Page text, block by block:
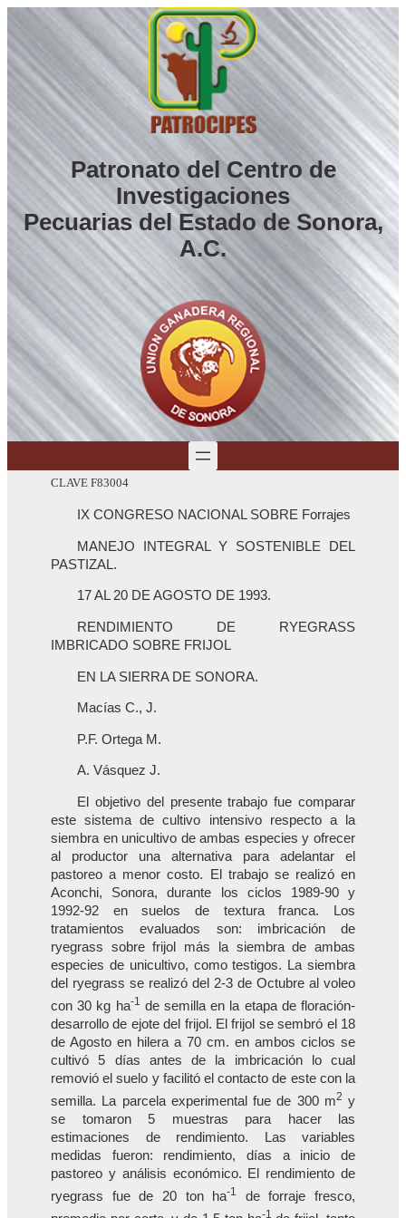
Saltar
al
contenido
Patronato del Centro de
Investigaciones
Pecuarias del Estado de Sonora,
A.C.
CLAVE F83004
IX CONGRESO NACIONAL SOBRE Forrajes
MANEJO INTEGRAL Y SOSTENIBLE DEL
PASTIZAL.
17 AL 20 DE AGOSTO DE 1993.
RENDIMIENTO DE RYEGRASS
IMBRICADO SOBRE FRIJOL
EN LA SIERRA DE SONORA.
Macías C., J.
P.F. Ortega M.
A. Vásquez J.
El objetivo del presente trabajo fue comparar
este sistema de cultivo intensivo respecto a la
siembra en unicultivo de ambas especies y ofrecer
al productor una alternativa para adelantar el
pastoreo a menor costo. El trabajo se realizó en
Aconchi, Sonora, durante los ciclos 1989-90 y
1992-92 en suelos de textura franca. Los
tratamientos evaluados son: imbricación de
ryegrass sobre frijol más la siembra de ambas
especies de unicultivo, como testigos. La siembra
del ryegrass se realizó del 2-3 de Octubre al voleo
con 30 kg ha-1 de semilla en la etapa de floración-
desarrollo de ejote del frijol. El frijol se sembró el 18
de Agosto en hilera a 70 cm. en ambos ciclos se
cultivó 5 días antes de la imbricación lo cual
removió el suelo y facilitó el contacto de este con la
semilla. La parcela experimental fue de 300 m2 y
se tomaron 5 muestras para hacer las
estimaciones de rendimiento. Las variables
medidas fueron: rendimiento, días a inicio de
pastoreo y análisis económico. El rendimiento de
ryegrass fue de 20 ton ha-1
de forraje fresco,
-1